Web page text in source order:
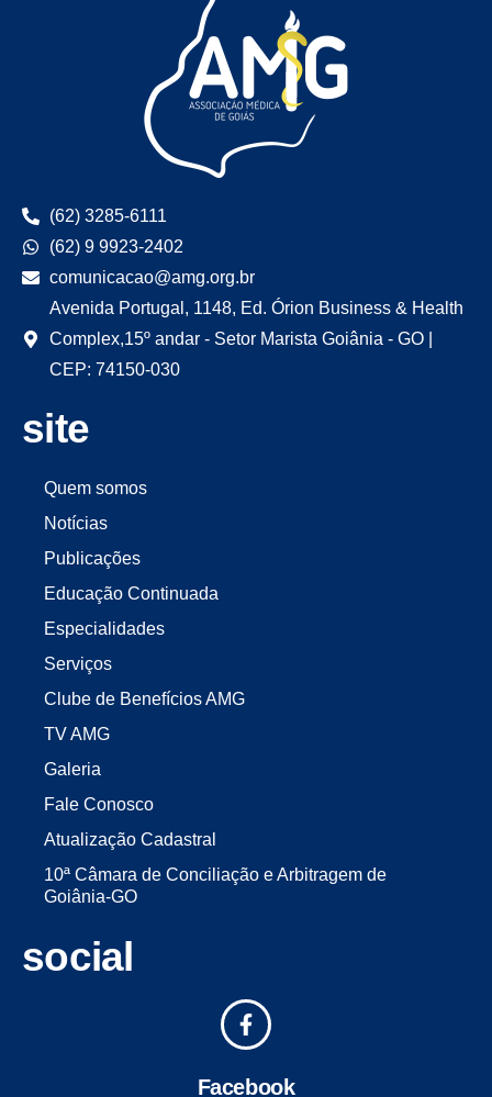
(62) 3285-6111
(62) 9 9923-2402
comunicacao@amg.org.br
Avenida Portugal, 1148, Ed. Órion Business & Health
Complex,15º andar - Setor Marista Goiânia - GO |
CEP: 74150-030
site
Quem somos
Notícias
Publicações
Educação Continuada
Especialidades
Serviços
Clube de Benefícios AMG
TV AMG
Galeria
Fale Conosco
Atualização Cadastral
10ª Câmara de Conciliação e Arbitragem de
Goiânia-GO
social
Facebook